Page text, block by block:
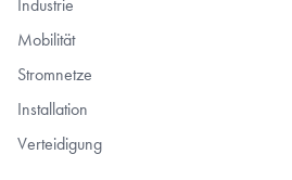
Industrie
Mobilität
Stromnetze
Installation
Verteidigung